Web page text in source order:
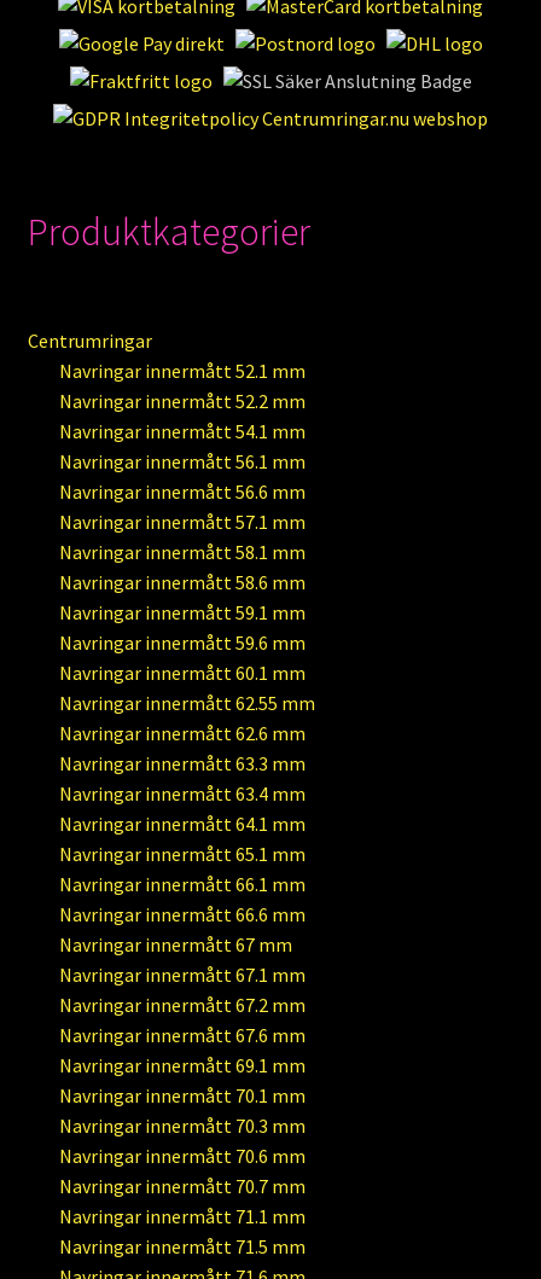
Produktkategorier
Centrumringar
Navringar innermått 52.1 mm
Navringar innermått 52.2 mm
Navringar innermått 54.1 mm
Navringar innermått 56.1 mm
Navringar innermått 56.6 mm
Navringar innermått 57.1 mm
Navringar innermått 58.1 mm
Navringar innermått 58.6 mm
Navringar innermått 59.1 mm
Navringar innermått 59.6 mm
Navringar innermått 60.1 mm
Navringar innermått 62.55 mm
Navringar innermått 62.6 mm
Navringar innermått 63.3 mm
Navringar innermått 63.4 mm
Navringar innermått 64.1 mm
Navringar innermått 65.1 mm
Navringar innermått 66.1 mm
Navringar innermått 66.6 mm
Navringar innermått 67 mm
Navringar innermått 67.1 mm
Navringar innermått 67.2 mm
Navringar innermått 67.6 mm
Navringar innermått 69.1 mm
Navringar innermått 70.1 mm
Navringar innermått 70.3 mm
Navringar innermått 70.6 mm
Navringar innermått 70.7 mm
Navringar innermått 71.1 mm
Navringar innermått 71.5 mm